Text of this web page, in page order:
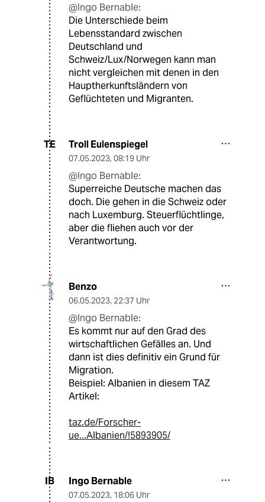
@Ingo Bernable:
Die Unterschiede beim
Lebensstandard zwischen
Deutschland und
Schweiz/Lux/Norwegen kann man
nicht vergleichen mit denen in den
Hauptherkunftsländern von
Geflüchteten und Migranten.
TE Troll Eulenspiegel
07.05.2023, 08:19 Uhr
@Ingo Bernable:
Superreiche Deutsche machen das
doch. Die gehen in die Schweiz oder
nach Luxemburg. Steuerflüchtlinge,
aber die fliehen auch vor der
Verantwortung.
Benzo
06.05.2023, 22:37 Uhr
@Ingo Bernable:
Es kommt nur auf den Grad des
wirtschaftlichen Gefälles an. Und
dann ist dies definitiv ein Grund für
Migration.
Beispiel: Albanien in diesem TAZ
Artikel:
taz.de/Forscher-
ue...Albanien/!5893905/
IB Ingo Bernable
07.05.2023, 18:06 Uhr